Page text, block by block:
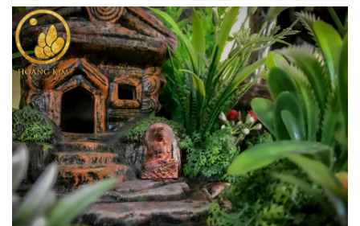
10. MẶT DÂY CHUYỀN PHẬT BÀ 2
CHẤT LIỆU: GỖ TRẦM HƯƠNG - GIÁ:
1.500.000